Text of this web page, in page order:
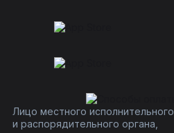
Лицо местного исполнительного
и распорядительного органа,